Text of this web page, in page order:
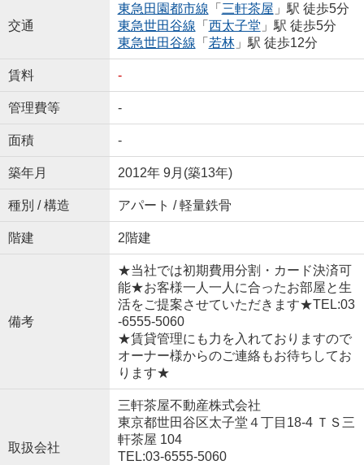
交通
東急田園都市線 「 三軒茶屋 」駅 徒歩5分
東急世田谷線 「 西太子堂 」駅 徒歩5分
東急世田谷線 「 若林」駅 徒歩12分
賃料 -
管理費等 -
面積 -
築年月 2012年 9月(築13年)
種別 / 構造 アパート / 軽量鉄骨
階建 2階建
備考
★当社では初期費用分割・カード決済可
能★お客様一人一人に合ったお部屋と生
活をご提案させていただきます★TEL:03
-6555-5060
★賃貸管理にも力を入れておりますので
オーナー様からのご連絡もお待ちしてお
ります★
取扱会社
三軒茶屋不動産株式会社
東京都世田谷区太子堂４丁目18-4 ＴＳ三
軒茶屋 104
TEL:03-6555-5060